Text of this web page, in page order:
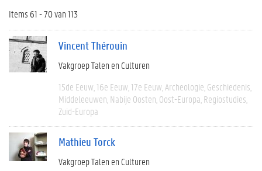
Items 61 - 70 van 113
Vincent Thérouin
Vakgroep Talen en Culturen
15de Eeuw 16e Eeuw 17e Eeuw Archeologie Geschiedenis
Middeleeuwen Nabije Oosten Oost-Europa Regiostudies
Zuid-Europa
Mathieu Torck
Vakgroep Talen en Culturen